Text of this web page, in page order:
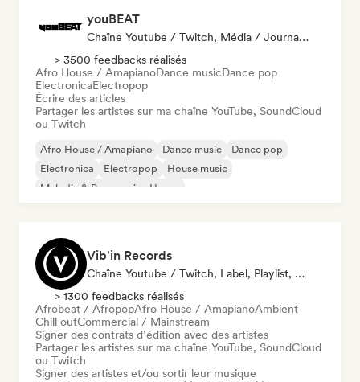
youBEAT
Chaîne Youtube / Twitch, Média / Journaliste
> 3500 feedbacks réalisés
Afro House / AmapianoDance musicDance pop
ElectronicaElectropop
Écrire des articles
Partager les artistes sur ma chaîne YouTube, SoundCloud
ou Twitch
Afro House / Amapiano Dance music
Dance pop
Electronica
Electropop
House music
Melodic & Progressive House
Vib'in Records
Chaîne Youtube / Twitch, Label, Playlist, Éditeur
> 1300 feedbacks réalisés
Afrobeat / AfropopAfro House / AmapianoAmbient
Chill outCommercial / Mainstream
Signer des contrats d’édition avec des artistes
Partager les artistes sur ma chaîne YouTube, SoundCloud
ou Twitch
Signer des artistes et/ou sortir leur musique